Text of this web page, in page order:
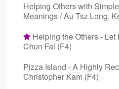
Helping Others with
Meanings / Au Tsz Long,
Helping the Others - Let
Chun Fai (F4)
Pizza Island - A Highly
Christopher Kam (F4)